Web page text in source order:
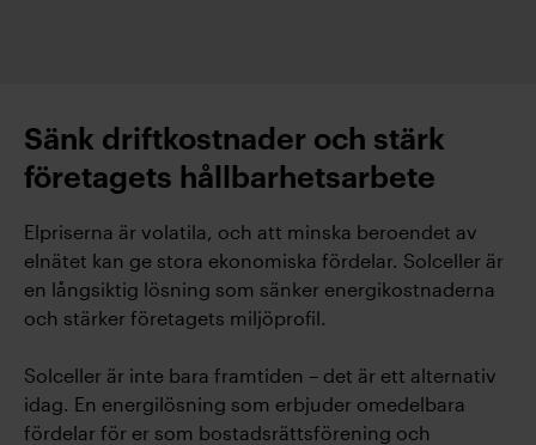
Sänk driftkostnader och stärk
företagets hållbarhetsarbete
Elpriserna är volatila, och att minska beroendet av
elnätet kan ge stora ekonomiska fördelar. Solceller är
en långsiktig lösning som sänker energikostnaderna
och stärker företagets miljöprofil.
Solceller är inte bara framtiden – det är ett alternativ
idag. En energilösning som erbjuder omedelbara
fördelar för er som bostadsrättsförening och